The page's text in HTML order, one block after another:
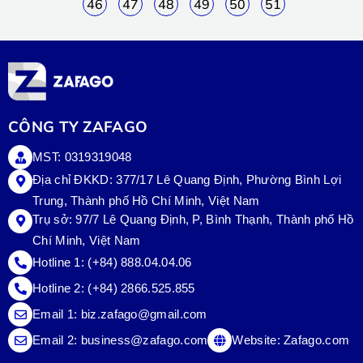
46
47 48 49 50 51
CÔNG TY ZAFAGO
MST: 0319319048
Địa chỉ ĐKKD: 377/17 Lê Quang Định, Phường Bình Lợi
Trung, Thành phố Hồ Chí Minh, Việt Nam
Trụ sở:97/7 Lê Quang Định, P, Bình Thạnh, Thành phố Hồ
Chí Minh, Việt Nam
Hotline 1: (+84) 888.04.04.06
Hotline 2: (+84) 2866.525.855
Email 1: biz.zafago@gmail.com
Email 2: business@zafago.com Website:Zafago.com